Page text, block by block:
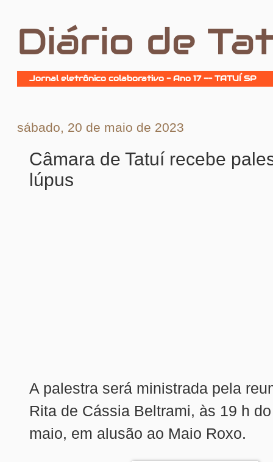
Diário de
Jornal eletrônico colaborativo - Ano 17 -- TATUÍ SP
sábado, 20 de maio de 2023
Câmara de Tatuí recebe
lúpus
A palestra será ministrada pela
Rita de Cássia Beltrami, às 19 h
maio, em alusão ao Maio Roxo.